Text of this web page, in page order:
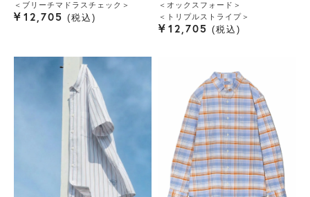
＜ブリーチマドラスチェック＞
¥ 12,705 税込
＜オックスフォード＞
＜トリプルストライプ＞
¥ 12,705 税込